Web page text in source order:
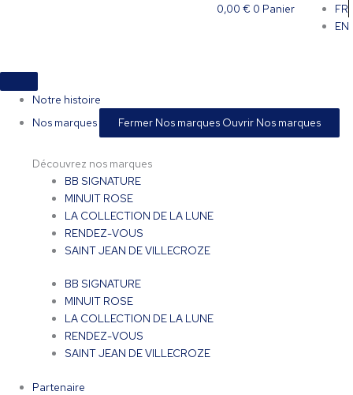
0,00 € 0 Panier
FR
EN
Notre histoire
Nos marques
Fermer Nos marques Ouvrir Nos marques
Découvrez nos marques
BB SIGNATURE
MINUIT ROSE
LA COLLECTION DE LA LUNE
RENDEZ-VOUS
SAINT JEAN DE VILLECROZE
BB SIGNATURE
MINUIT ROSE
LA COLLECTION DE LA LUNE
RENDEZ-VOUS
SAINT JEAN DE VILLECROZE
Partenaire